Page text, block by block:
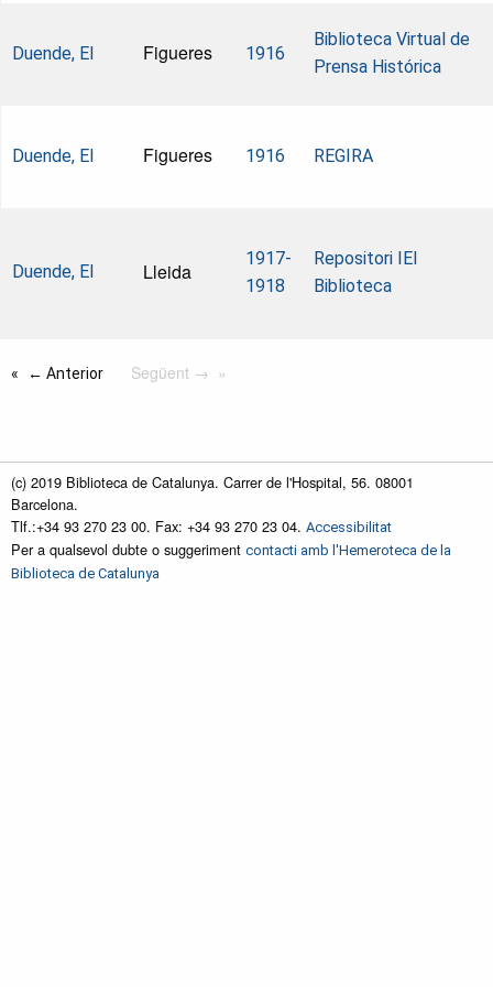
Duende, El Figueres 1916
Biblioteca Virtual de
Prensa Histórica
Duende, El Figueres 1916 REGIRA
Duende, El Lleida
1917-
1918
Repositori IEI
Biblioteca
← Anterior Següent →
(c) 2019 Biblioteca de Catalunya. Carrer de l'Hospital, 56. 08001
Barcelona.
Tlf.:+34 93 270 23 00. Fax: +34 93 270 23 04. Accessibilitat
Per a qualsevol dubte o suggeriment contacti amb l'Hemeroteca de la
Biblioteca de Catalunya